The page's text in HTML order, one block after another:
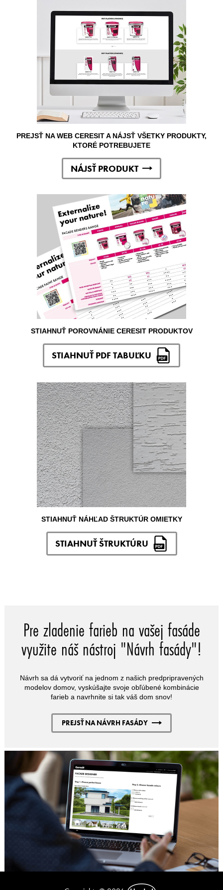
PREJSŤ NA WEB CERESIT A NÁJSŤ VŠETKY PRODUKTY,
KTORÉ POTREBUJETE
NÁJSŤ PRODUKT
STIAHNUŤ POROVNÁNIE CERESIT PRODUKTOV
STIAHNUŤ PDF TABUĽKU
STIAHNUŤ NÁHĽAD ŠTRUKTÚR OMIETKY
STIAHNUŤ ŠTRUKTÚRU
Pre zladenie farieb na vašej fasáde
využite náš nástroj "Návrh fasády"!
Návrh sa dá vytvoriť na jednom z našich predpripravených
modelov domov, vyskúšajte svoje obľúbené kombinácie
farieb a navrhnite si tak váš dom snov!
PREJSŤ NA NÁVRH FASÁDY